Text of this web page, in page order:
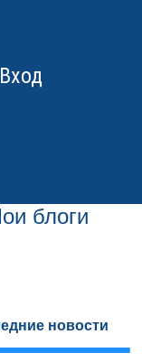
Вход
блоги
новости